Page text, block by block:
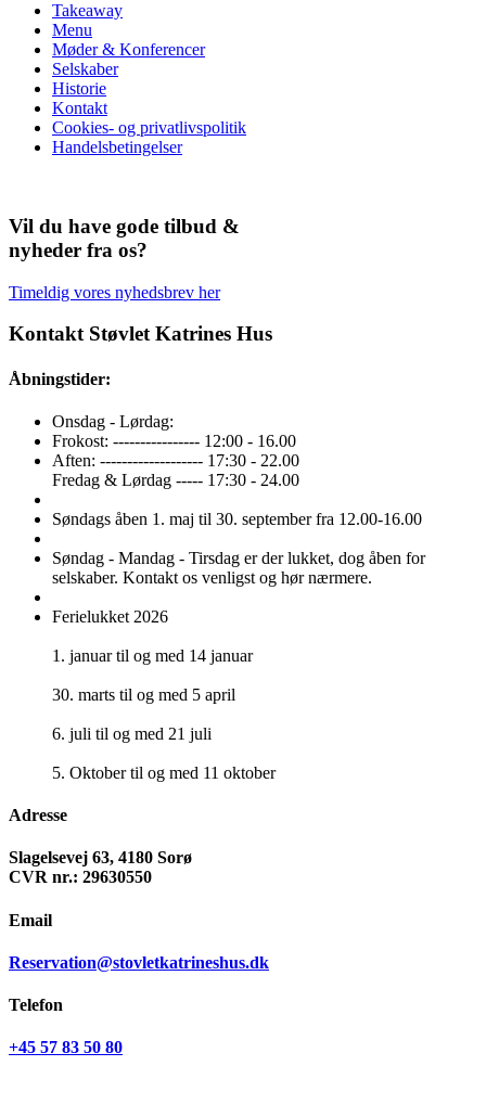
Takeaway
Menu
Møder & Konferencer
Selskaber
Historie
Kontakt
Cookies- og privatlivspolitik
Handelsbetingelser
Vil du have gode tilbud &
nyheder fra os?
Timeldig vores nyhedsbrev her
Kontakt Støvlet Katrines Hus
Åbningstider:
Onsdag - Lørdag:
Frokost: ---------------- 12:00 - 16.00
Aften: ------------------- 17:30 - 22.00
Fredag & Lørdag ----- 17:30 - 24.00
Søndags åben 1. maj til 30. september fra 12.00-16.00
Søndag - Mandag - Tirsdag er der lukket, dog åben for
selskaber. Kontakt os venligst og hør nærmere.
Ferielukket 2026
1. januar til og med 14 januar
30. marts til og med 5 april
6. juli til og med 21 juli
5. Oktober til og med 11 oktober
Adresse
Slagelsevej 63, 4180 Sorø
CVR nr.: 29630550
Email
Reservation@stovletkatrineshus.dk
Telefon
+45 57 83 50 80